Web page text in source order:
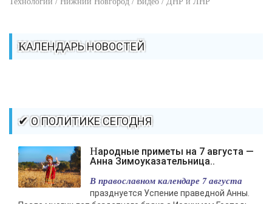
КАЛЕНДАРЬ НОВОСТЕЙ
✔ О ПОЛИТИКЕ СЕГОДНЯ
Народные приметы на 7 августа —
Анна Зимоуказательница..
В православном календаре 7 августа
празднуется Успение праведной Анны.